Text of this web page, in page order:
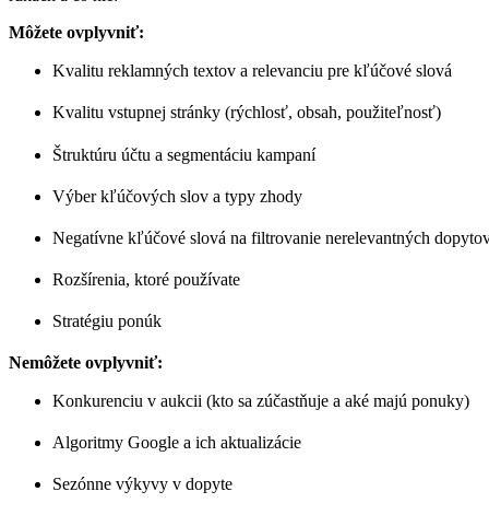
Môžete ovplyvniť:
Kvalitu reklamných textov a relevanciu pre kľúčové slová
Kvalitu vstupnej stránky (rýchlosť, obsah, použiteľnosť)
Štruktúru účtu a segmentáciu kampaní
Výber kľúčových slov a typy zhody
Negatívne kľúčové slová na filtrovanie nerelevantných
Rozšírenia, ktoré používate
Stratégiu ponúk
Nemôžete ovplyvniť:
Konkurenciu v aukcii (kto sa zúčastňuje a aké majú ponuky)
Algoritmy Google a ich aktualizácie
Sezónne výkyvy v dopyte